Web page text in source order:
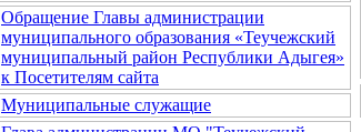
Обращение Главы администрации
муниципального образования «Теучежский
муниципальный район Республики Адыгея»
к Посетителям сайта
Муниципальные служащие